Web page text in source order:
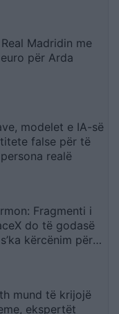
Madridin me
për Arda
modelet e IA-së
false për të
realë
Fragmenti i
do të godasë
kërcënim për
mund të krijojë
ekspertët